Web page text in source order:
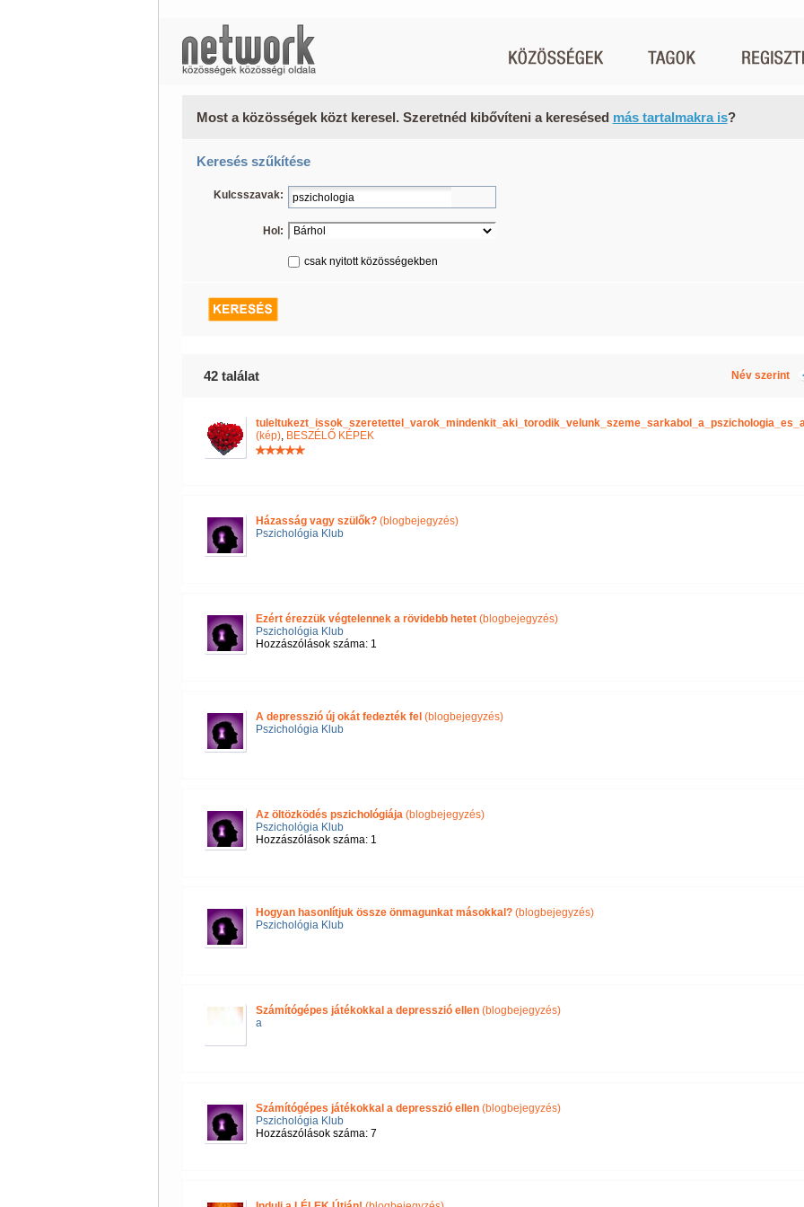
Most a közösségek közt keresel. Szeretnéd kibővíteni a keresésed más tartalmakra is?
Keresés szűkítése
Kulcsszavak:
Hol:
csak nyitott közösségekben
42 találat Név szerint
(kép), BESZÉLŐ KÉPEK
Házasság vagy szülők?(blogbejegyzés)
Pszichológia Klub
Ezért érezzük végtelennek a rövidebb hetet(blogbejegyzés)
Pszichológia Klub
Hozzászólások száma: 1
A depresszió új okát fedezték fel (blogbejegyzés)
Pszichológia Klub
Az öltözködés pszichológiája(blogbejegyzés)
Pszichológia Klub
Hozzászólások száma: 1
Hogyan hasonlítjuk össze önmagunkat másokkal?(blogbejegyzés)
Pszichológia Klub
Számítógépes játékokkal a depresszió ellen(blogbejegyzés)
a
Számítógépes játékokkal a depresszió ellen(blogbejegyzés)
Pszichológia Klub
Hozzászólások száma: 7